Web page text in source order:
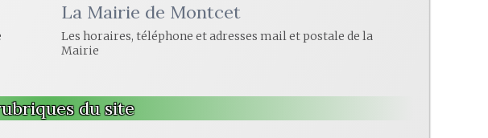
La Mairie de Montcet
Les horaires, téléphone et adresses mail et postale de la
Mairie
du site